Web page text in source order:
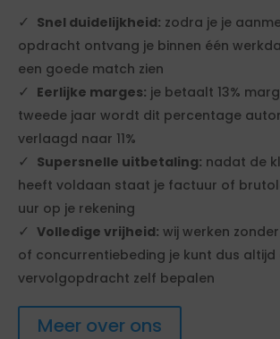
Snel duidelijkheid: zodra je je
opdracht ontvang je binnen één
een goede match zien
Eerlijke marges: je betaalt 13%
tweede jaar wordt dit percentage
verlaagd naar 11%
Supersnelle uitbetaling: nadat de
heeft voldaan staat je factuur of
uur op je rekening
Volledige vrijheid: wij werken
of concurrentiebeding je kunt dus altijd
vervolgopdracht zelf bepalen
Meer over ons